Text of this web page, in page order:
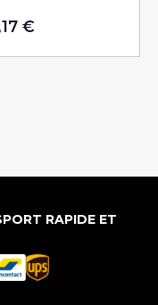
€
RAPIDE ET